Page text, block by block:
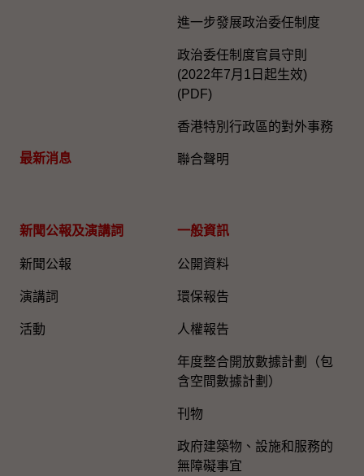
最新消息
進一步發展政治委任制度
政治委任制度官員守則
(2022年7月1日起生效)
(PDF)
香港特別行政區的對外事務
聯合聲明
新聞公報及演講詞
新聞公報
演講詞
活動
一般資訊​
公開資料
環保報告
人權報告
年度整合開放數據計劃（包
含空間數據計劃）
刊物
政府建築物、設施和服務的
無障礙事宜